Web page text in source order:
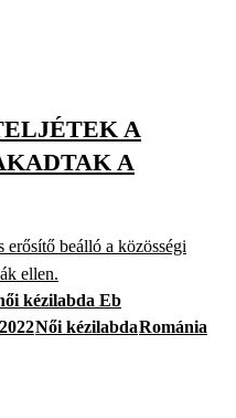
A
A
beálló a közösségi
ellen.
kézilabda Eb
Női kézilabdaRománia